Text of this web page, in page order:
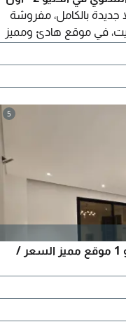
بالكامل، مفروشة
في موقع هادئ ومميز
مجلس كبير - مطبخ مجهز
- مكيفات سبليت
5
فيلا للإيجار السنوي في عجمان الحليو 1 موقع مميز السعر /